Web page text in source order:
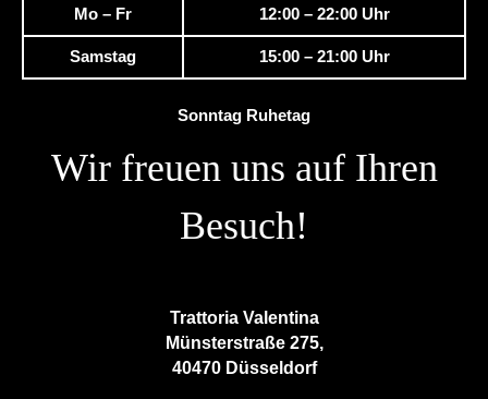
Mo – Fr 12:00 – 22:00 Uhr
Samstag 15:00 – 21:00 Uhr
Sonntag Ruhetag
Wir freuen uns auf Ihren
Besuch!
Trattoria Valentina
Münsterstraße 275,
40470 Düsseldorf